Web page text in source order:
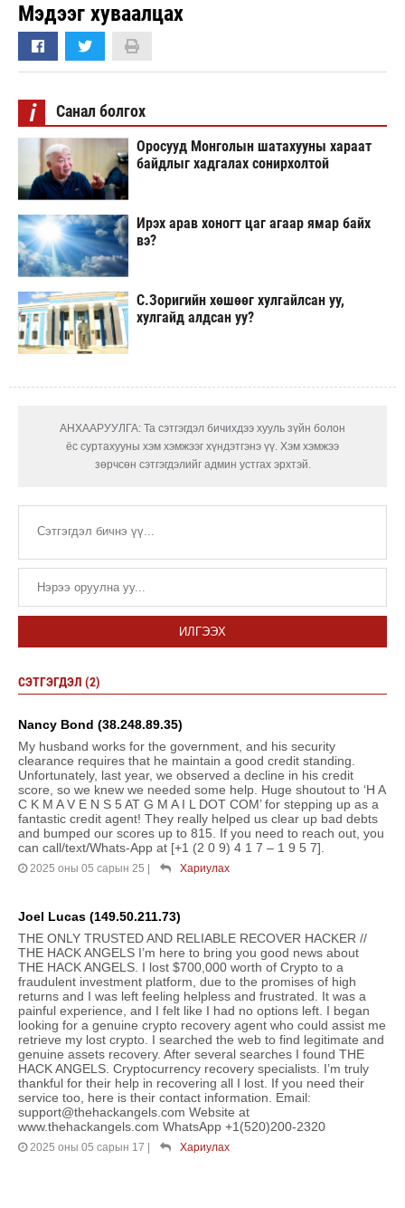
Мэдээг хуваалцах
i Санал болгох
Оросууд Монголын шатахууны хараат
байдлыг хадгалах сонирхолтой
Ирэх арав хоногт цаг агаар ямар байх
вэ?
С.Зоригийн хөшөөг хулгайлсан уу,
хулгайд алдсан уу?
АНХААРУУЛГА: Та сэтгэгдэл бичихдээ хууль зүйн болон
ёс суртахууны хэм хэмжээг хүндэтгэнэ үү. Хэм хэмжээ
зөрчсөн сэтгэгдэлийг админ устгах эрхтэй.
ИЛГЭЭХ
СЭТГЭГДЭЛ (2)
Nancy Bond (38.248.89.35)
My husband works for the government, and his security
clearance requires that he maintain a good credit standing.
Unfortunately, last year, we observed a decline in his credit
score, so we knew we needed some help. Huge shoutout to ‘H A
C K M A V E N S 5 AT G M A I L DOT COM’ for stepping up as a
fantastic credit agent! They really helped us clear up bad debts
and bumped our scores up to 815. If you need to reach out, you
can call/text/Whats-App at [+1 (2 0 9) 4 1 7 – 1 9 5 7].
2025 оны 05 сарын 25 | Хариулах
Joel Lucas (149.50.211.73)
THE ONLY TRUSTED AND RELIABLE RECOVER HACKER //
THE HACK ANGELS I’m here to bring you good news about
THE HACK ANGELS. I lost $700,000 worth of Crypto to a
fraudulent investment platform, due to the promises of high
returns and I was left feeling helpless and frustrated. It was a
painful experience, and I felt like I had no options left. I began
looking for a genuine crypto recovery agent who could assist me
retrieve my lost crypto. I searched the web to find legitimate and
genuine assets recovery. After several searches I found THE
HACK ANGELS. Cryptocurrency recovery specialists. I’m truly
thankful for their help in recovering all I lost. If you need their
service too, here is their contact information. Email:
support@thehackangels.com Website at
www.thehackangels.com WhatsApp +1(520)200-2320
2025 оны 05 сарын 17 | Хариулах